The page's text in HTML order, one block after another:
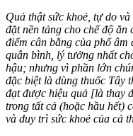
Quả thật sức khoẻ, tự do
đặt nền tảng cho chế độ
điểm cân bằng của phổ
quân bình, lý tưởng nhất
hậu; nhưng vì phần lớn
đặc biệt là dùng thuốc Tây
đạt được hiệu quả [là thay
trong tất cả (hoặc hầu hết)
và duy trì sức khoẻ của cả